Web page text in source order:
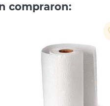
compraron: